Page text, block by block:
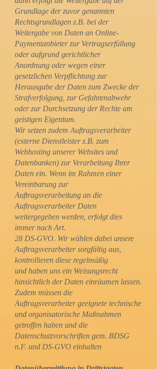
Grundlage der zuvor genannten
Rechtsgrundlagen z.B. bei der
Weitergabe von Daten an Online-
Paymentanbieter zur Vertragserfüllung
oder aufgrund gerichtlicher
Anordnung oder wegen einer
gesetzlichen Verpflichtung zur
Herausgabe der Daten zum Zwecke der
Strafverfolgung, zur Gefahrenabwehr
oder zur Durchsetzung der Rechte am
geistigen Eigentum.
Wir setzen zudem Auftragsverarbeiter
(externe Dienstleister z.B. zum
Webhosting unserer Websites und
Datenbanken) zur Verarbeitung Ihrer
Daten ein. Wenn im Rahmen einer
Vereinbarung zur
Auftragsverarbeitung an die
Auftragsverarbeiter Daten
weitergegeben werden, erfolgt dies
immer nach Art.
28 DS-GVO. Wir wählen dabei unsere
Auftragsverarbeiter sorgfältig aus,
kontrollieren diese regelmäßig
und haben uns ein Weisungsrecht
hinsichtlich der Daten einräumen lassen.
Zudem müssen die
Auftragsverarbeiter geeignete technische
und organisatorische Maßnahmen
getroffen haben und die
Datenschutzvorschriften gem. BDSG
n.F. und DS-GVO einhalten